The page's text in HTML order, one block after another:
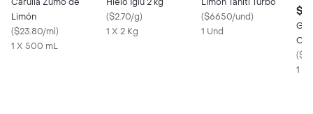
Limón
($23.80/ml)
1 X 500 mL
($2.70/g)
1 X 2 Kg
($6650/und)
1 Und
$
(
1 X